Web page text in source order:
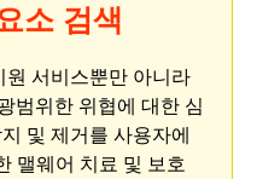
소 검색
원 서비스뿐만 아니라
범위한 위협에 대한 심
및 제거를 사용자에
맬웨어 치료 및 보호